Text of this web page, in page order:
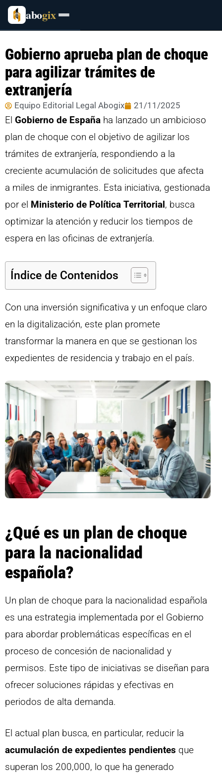
abogix
Gobierno aprueba plan de choque
para agilizar trámites de
extranjería
Equipo Editorial Legal Abogix 21/11/2025
El Gobierno de España ha lanzado un ambicioso
plan de choque con el objetivo de agilizar los
trámites de extranjería, respondiendo a la
creciente acumulación de solicitudes que afecta
a miles de inmigrantes. Esta iniciativa, gestionada
por el Ministerio de Política Territorial, busca
optimizar la atención y reducir los tiempos de
espera en las oficinas de extranjería.
Índice de Contenidos
Con una inversión significativa y un enfoque claro
en la digitalización, este plan promete
transformar la manera en que se gestionan los
expedientes de residencia y trabajo en el país.
¿Qué es un plan de choque
para la nacionalidad
española?
Un plan de choque para la nacionalidad española
es una estrategia implementada por el Gobierno
para abordar problemáticas específicas en el
proceso de concesión de nacionalidad y
permisos. Este tipo de iniciativas se diseñan para
ofrecer soluciones rápidas y efectivas en
periodos de alta demanda.
El actual plan busca, en particular, reducir la
acumulación de expedientes pendientes que
superan los 200,000, lo que ha generado